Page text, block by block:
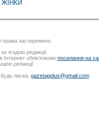
застережено.
згодою редакції.
Інтернет обов’язкове посилання на
редакції
ласка, gazetapplus@gmail.com